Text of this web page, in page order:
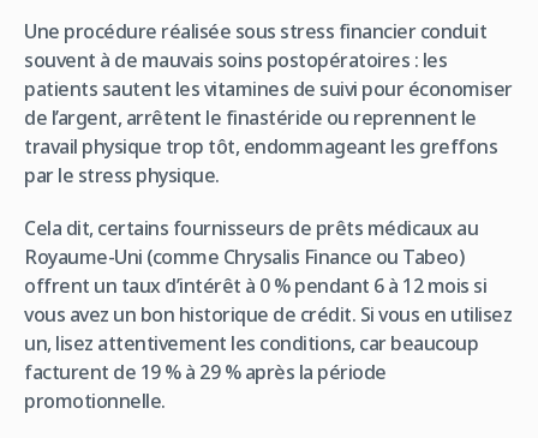
Une procédure réalisée sous stress financier conduit
souvent à de mauvais soins postopératoires : les
patients sautent les vitamines de suivi pour économiser
de l’argent, arrêtent le finastéride ou reprennent le
travail physique trop tôt, endommageant les greffons
par le stress physique.
Cela dit, certains fournisseurs de prêts médicaux au
Royaume-Uni (comme Chrysalis Finance ou Tabeo)
offrent un taux d’intérêt à 0 % pendant 6 à 12 mois si
vous avez un bon historique de crédit. Si vous en utilisez
un, lisez attentivement les conditions, car beaucoup
facturent de 19 % à 29 % après la période
promotionnelle.